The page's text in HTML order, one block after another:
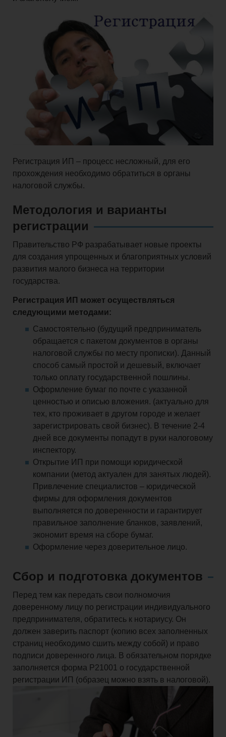
бизнеса
Физическим
лицам
Регистрация ИП – процесс несложный, для его
прохождения необходимо обратиться в органы
налоговой службы.
Методология и варианты
регистрации
Правительство РФ разрабатывает новые проекты
для создания упрощенных и благоприятных условий
развития малого бизнеса на территории
государства.
Регистрация ИП может осуществляться
следующими методами:
Самостоятельно (будущий предприниматель
обращается с пакетом документов в органы
налоговой службы по месту прописки). Данный
способ самый простой и дешевый, включает
только оплату государственной пошлины.
Оформление бумаг по почте с указанной
ценностью и описью вложения. (актуально для
тех, кто проживает в другом городе и желает
зарегистрировать свой бизнес). В течение 2-4
дней все документы попадут в руки налоговому
инспектору.
Открытие ИП при помощи юридической
компании (метод актуален для занятых людей).
Привлечение специалистов – юридической
фирмы для оформления документов
выполняется по доверенности и гарантирует
правильное заполнение бланков, заявлений,
экономит время на сборе бумаг.
Оформление через доверительное лицо.
Сбор и подготовка документов
Перед тем как передать свои полномочия
доверенному лицу по регистрации индивидуального
предпринимателя, обратитесь к нотариусу. Он
должен заверить паспорт (копию всех заполненных
страниц необходимо сшить между собой) и право
подписи доверенного лица. В обязательном порядке
заполняется форма Р21001 о государственной
регистрации ИП (образец можно взять в налоговой).